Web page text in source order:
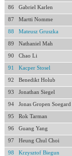
86 Gabriel Karlen
87 Martti Nomme
88 Mateusz Gruszka
89 Nathaniel Mah
90 Chao Li
91 Kacper Stosel
92 Benedikt Holub
93 Jonathan Siegel
94 Jonas Gropen Soegard
95 Rok Tarman
96 Guang Yang
97 Heung Chul Choi
98 Krzysztof Biegun